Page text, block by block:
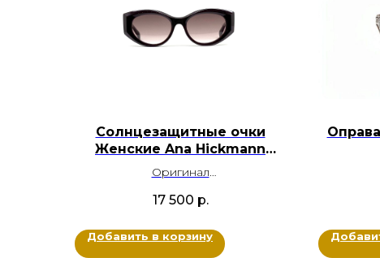
Солнцезащитные очки
Женские Ana Hickmann
AH9445 СD02
Оригинал
Цвет: Темно-фиолетовый, Золотой
17 500 р.
Добавить в корзину